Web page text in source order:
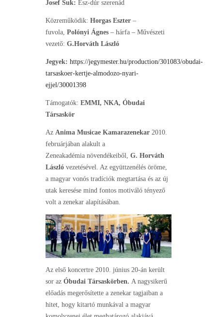
Josef Suk: Esz-dúr szerenád
Közreműködik: Horgas Eszter –
fuvola, Polónyi Ágnes – hárfa – Művészeti
vezető: G.Horváth László
Jegyek: https://jegymester.hu/production/301083/obudai-
tarsaskoer-kertje-almodozo-nyari-
ejjel/30001398
Támogatók: EMMI, NKA, Óbudai
Társaskör
Az Anima Musicae Kamarazenekar 2010.
februárjában alakult a
Zeneakadémia növendékeiből, G. Horváth
László vezetésével. Az együttzenélés öröme,
a magyar vonós tradíciók megtartása és az új
utak keresése mind fontos motiváló tényező
volt a zenekar alapításában.
Az első koncertre 2010. június 20-án került
sor az Óbudai Társaskörben. A nagysikerű
előadás megerősítette a zenekar tagjaiban a
hitet, hogy kitartó munkával a magyar